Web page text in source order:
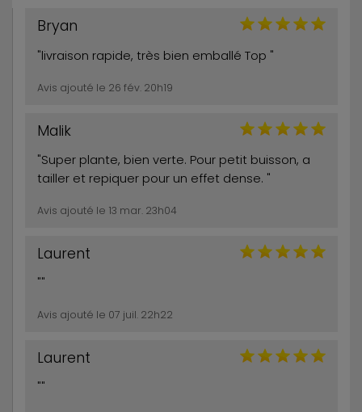
Bryan
"livraison rapide, très bien emballé Top "
Avis ajouté le 26 fév. 20h19
Malik
"Super plante, bien verte. Pour petit buisson, a
tailler et repiquer pour un effet dense. "
Avis ajouté le 13 mar. 23h04
Laurent
""
Avis ajouté le 07 juil. 22h22
Laurent
""